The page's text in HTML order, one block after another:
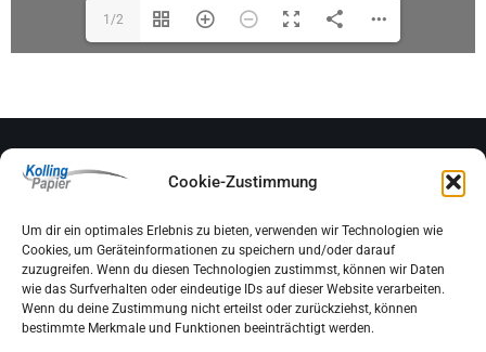
Cookie-Zustimmung
Um dir ein optimales Erlebnis zu bieten, verwenden wir Technologien wie
Cookies, um Geräteinformationen zu speichern und/oder darauf
zuzugreifen. Wenn du diesen Technologien zustimmst, können wir Daten
wie das Surfverhalten oder eindeutige IDs auf dieser Website verarbeiten.
Wenn du deine Zustimmung nicht erteilst oder zurückziehst, können
bestimmte Merkmale und Funktionen beeinträchtigt werden.
1/2
KOLLING PAPIER
45721 Haltern am See
Tel.: 0 23 64 – 50 45 95
Fax: 0 23 64 – 50 45 96